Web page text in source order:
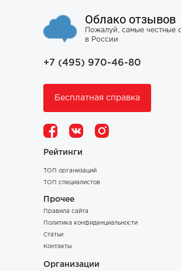
Облако отзывов
Пожалуй, самые честные
в России
+7 (495) 970-46-80
Бесплатная справка
Рейтинги
ТОП организаций
ТОП специалистов
Прочее
Правила сайта
Политика конфиденциальности
Статьи
Контакты
Организации